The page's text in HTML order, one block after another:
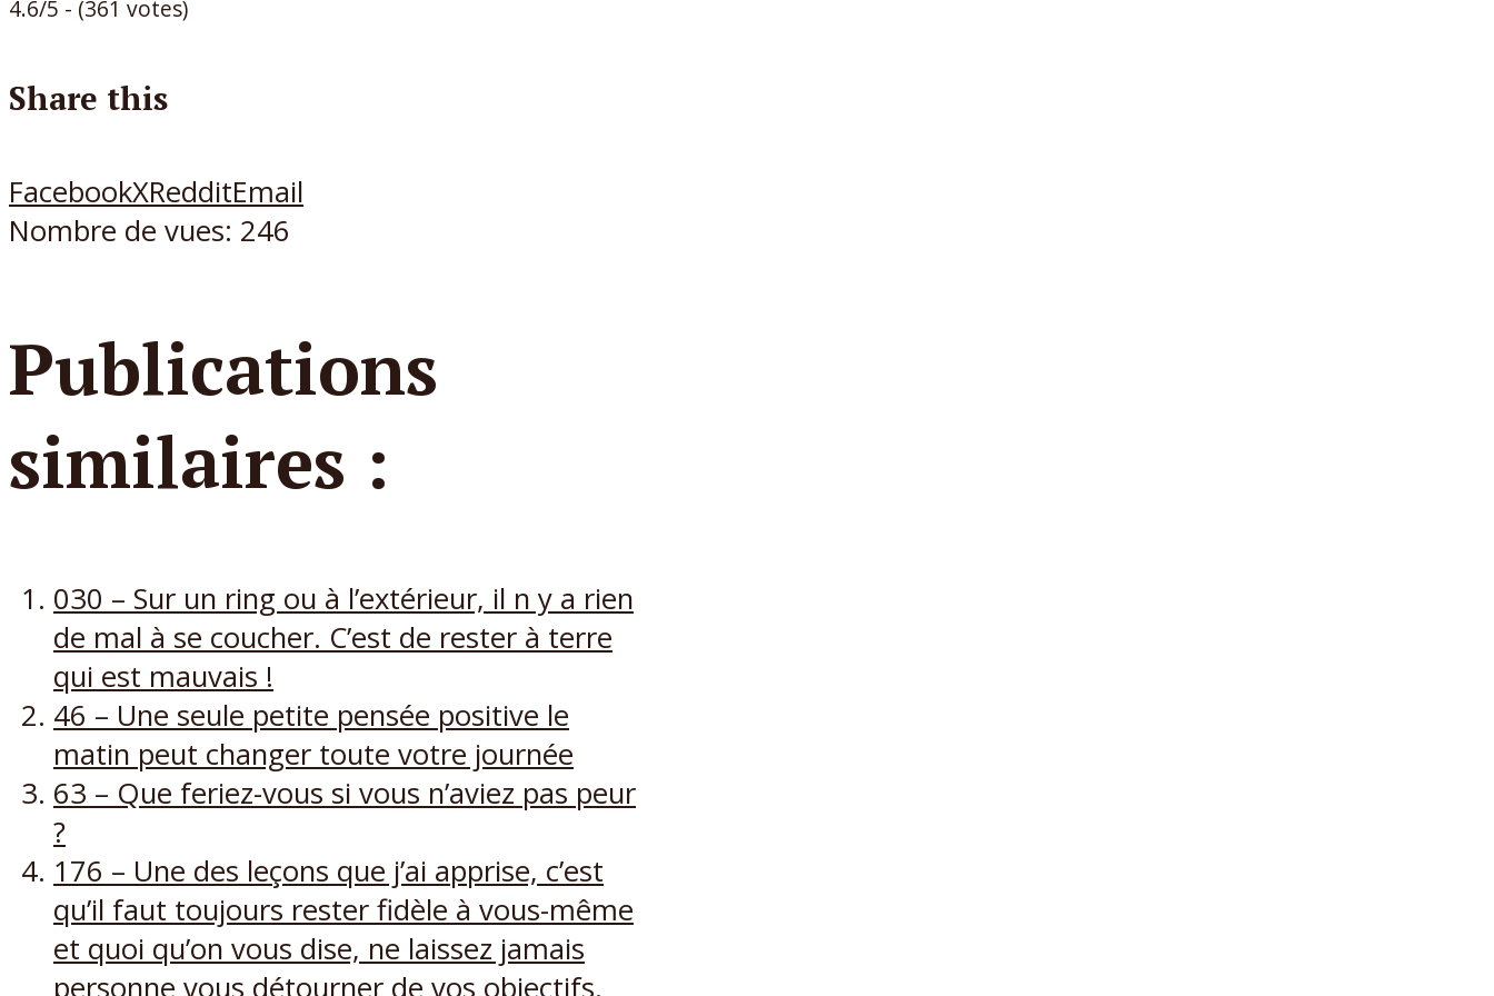
4.6/5 - (361 votes)
Share this
FacebookXRedditEmail
Nombre de vues: 246
Publications
similaires :
030 – Sur un ring ou à l’extérieur, il n y a rien
de mal à se coucher. C’est de rester à terre
qui est mauvais !
46 – Une seule petite pensée positive le
matin peut changer toute votre journée
63 – Que feriez-vous si vous n’aviez pas peur
?
176 – Une des leçons que j’ai apprise, c’est
qu’il faut toujours rester fidèle à vous-même
et quoi qu’on vous dise, ne laissez jamais
personne vous détourner de vos objectifs.